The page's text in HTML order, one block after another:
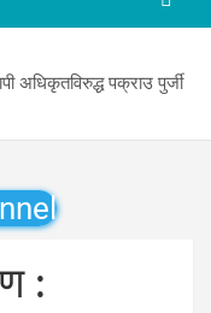
अधिकृतविरुद्ध पक्राउ पुर्जी
: